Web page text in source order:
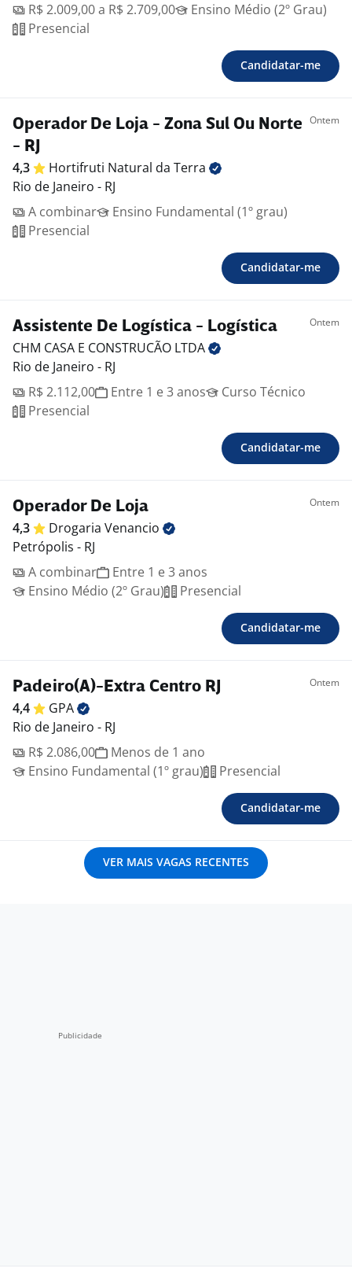
R$ 2.009,00 a R$ 2.709,00
Ensino Médio (2º Grau)
Presencial
Candidatar-me
Operador De Loja - Zona Sul Ou Norte
- RJ
Ontem
4,3 Hortifruti Natural da Terra
Rio de Janeiro - RJ
A combinar
Ensino Fundamental (1º grau)
Presencial
Candidatar-me
Assistente De Logística - Logística Ontem
CHM CASA E CONSTRUCÃO LTDA
Rio de Janeiro - RJ
R$ 2.112,00
Entre 1 e 3 anos
Curso Técnico
Presencial
Candidatar-me
Operador De Loja Ontem
4,3 Drogaria Venancio
Petrópolis - RJ
A combinar
Entre 1 e 3 anos
Ensino Médio (2º Grau)
Presencial
Candidatar-me
Padeiro(A)-Extra Centro RJ Ontem
4,4
GPA
Rio de Janeiro - RJ
R$ 2.086,00
Menos de 1 ano
Ensino Fundamental (1º grau)
Presencial
Candidatar-me
VER MAIS VAGAS RECENTES